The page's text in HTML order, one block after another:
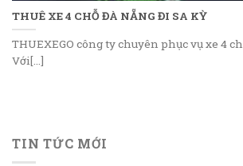
THUÊ XE 4 CHỖ ĐÀ NẴNG ĐI SA KỲ
THUEXEGO công ty chuyên phục vụ xe 4
Với[...]
TIN TỨC MỚI